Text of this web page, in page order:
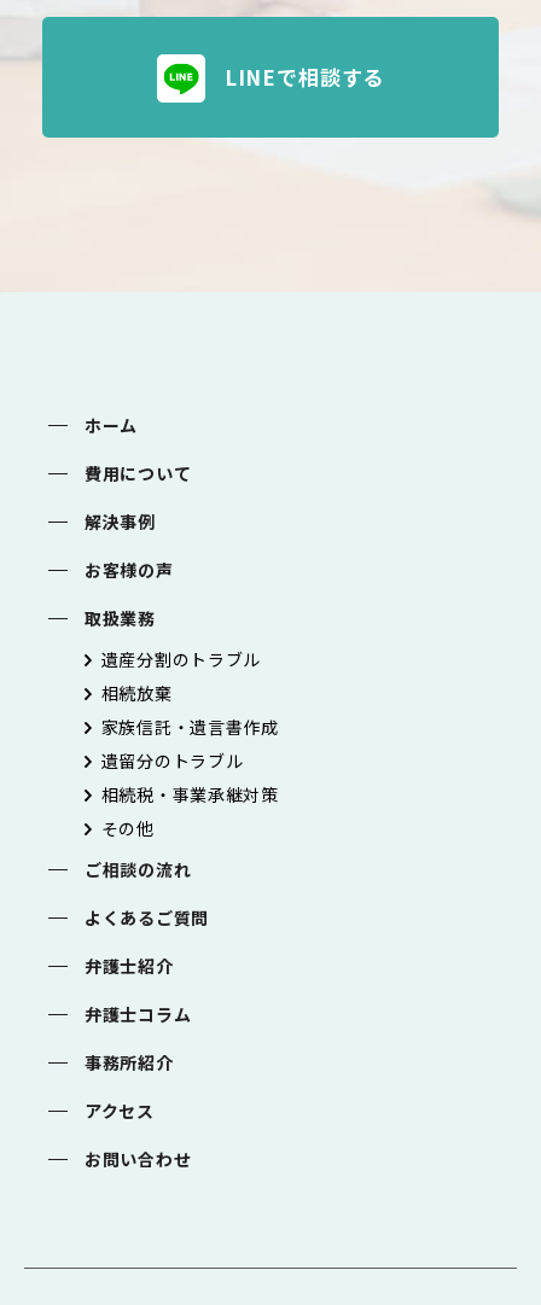
LINEで相談する
ホーム
費用について
解決事例
お客様の声
取扱業務
遺産分割のトラブル
相続放棄
家族信託・遺言書作成
遺留分のトラブル
相続税・事業承継対策
その他
ご相談の流れ
よくあるご質問
弁護士紹介
弁護士コラム
事務所紹介
アクセス
お問い合わせ